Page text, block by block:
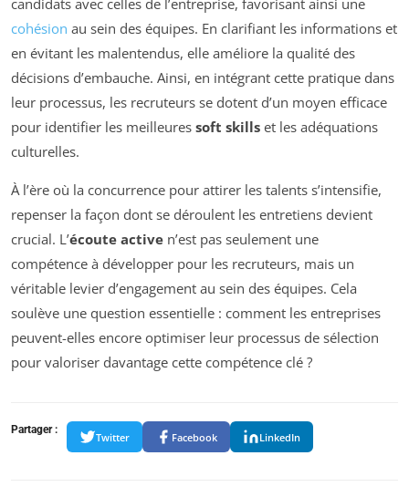
candidats avec celles de l’entreprise, favorisant ainsi une
cohésion au sein des équipes. En clarifiant les informations et
en évitant les malentendus, elle améliore la qualité des
décisions d’embauche. Ainsi, en intégrant cette pratique dans
leur processus, les recruteurs se dotent d’un moyen efficace
pour identifier les meilleures soft skills et les adéquations
culturelles.
À l’ère où la concurrence pour attirer les talents s’intensifie,
repenser la façon dont se déroulent les entretiens devient
crucial. L’écoute active n’est pas seulement une
compétence à développer pour les recruteurs, mais un
véritable levier d’engagement au sein des équipes. Cela
soulève une question essentielle : comment les entreprises
peuvent-elles encore optimiser leur processus de sélection
pour valoriser davantage cette compétence clé ?
Partager :
Twitter Facebook LinkedIn